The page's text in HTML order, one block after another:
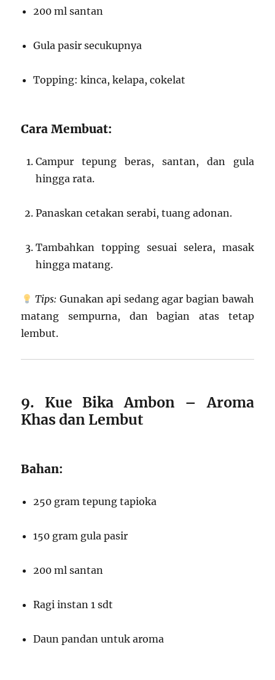
200 ml santan
Gula pasir secukupnya
Topping: kinca, kelapa, cokelat
Cara Membuat:
Campur tepung beras, santan, dan gula
hingga rata.
Panaskan cetakan serabi, tuang adonan.
Tambahkan topping sesuai selera, masak
hingga matang.
Tips: Gunakan api sedang agar bagian bawah
matang sempurna, dan bagian atas tetap
lembut.
9. Kue Bika Ambon – Aroma
Khas dan Lembut
Bahan:
250 gram tepung tapioka
150 gram gula pasir
200 ml santan
Ragi instan 1 sdt
Daun pandan untuk aroma